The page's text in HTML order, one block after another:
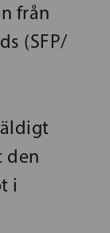
från
(SFP/
den
i